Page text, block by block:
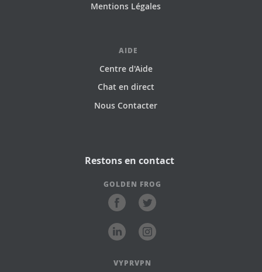
Mentions Légales
AIDE
Centre d'Aide
Chat en direct
Nous Contacter
Restons en contact
GOLDEN FROG
VYPRVPN